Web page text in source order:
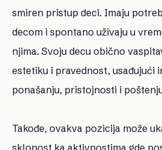
smiren pristup deci. Imaju
decom i spontano uživaju u
njima. Svoju decu obično
estetiku i pravednost, usađujući
ponašanju, pristojnosti i
Takođe, ovakva pozicija može
sklonost ka aktivnostima gde